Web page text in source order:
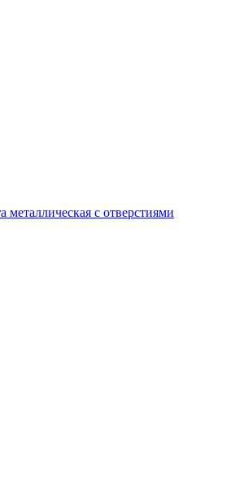
с отверстиями